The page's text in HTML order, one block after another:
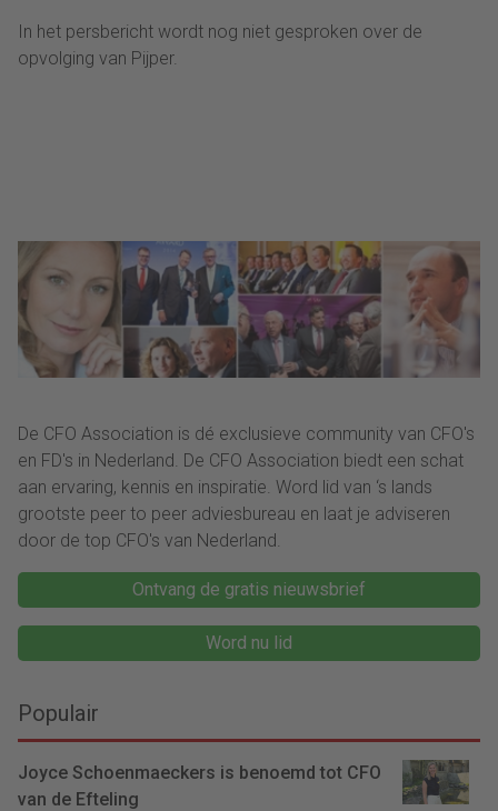
In het persbericht wordt nog niet gesproken over de
opvolging van Pijper.
De CFO Association is dé exclusieve community van CFO's
en FD's in Nederland. De CFO Association biedt een schat
aan ervaring, kennis en inspiratie. Word lid van ‘s lands
grootste peer to peer adviesbureau en laat je adviseren
door de top CFO's van Nederland.
Ontvang de gratis nieuwsbrief
Word nu lid
Populair
Joyce Schoenmaeckers is benoemd tot CFO
van de Efteling